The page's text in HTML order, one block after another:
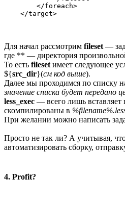
        </foreach>
Для начал рассмотрим fileset —
где ** — директория
То есть fileset имеет следующее
${src_dir}(см код выше).
Далее мы проходимся по списку
значение списка будет передано
less_exec — всего лишь
скомпилированы в
При желании можно написать
Просто не так ли? А учитывая,
автоматизировать сборку,
4. Profit?